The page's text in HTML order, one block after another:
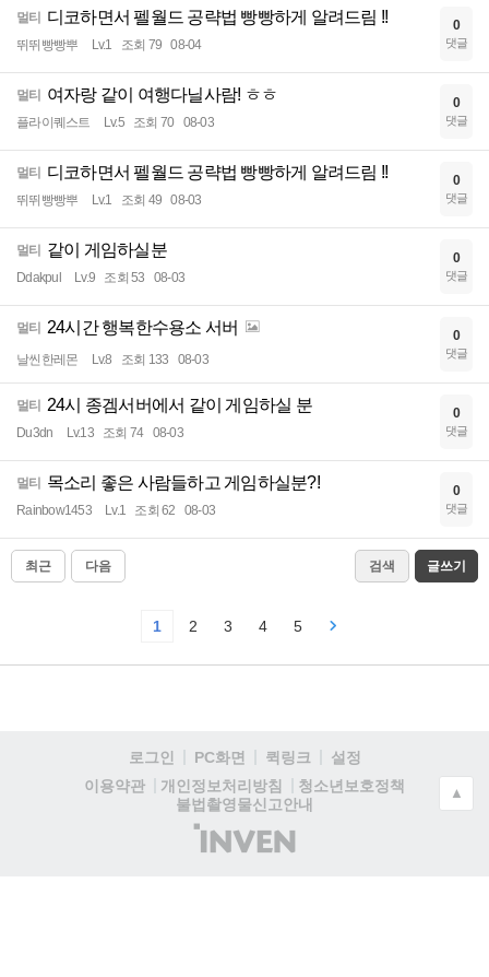
멀티 디코하면서 펠월드 공략법 빵빵하게 알려드림 !!
뛰뛰빵빵뿌 Lv.1 조회 79 08-04
0
댓글
멀티 여자랑 같이 여행다닐사람! ㅎㅎ
플라이퀘스트 Lv.5 조회 70 08-03
0
댓글
멀티 디코하면서 펠월드 공략법 빵빵하게 알려드림 !!
뛰뛰빵빵뿌 Lv.1 조회 49 08-03
0
댓글
멀티 같이 게임하실분
Ddakpul Lv.9 조회 53 08-03
0
댓글
멀티 24시간 행복한수용소 서버
날씬한레몬 Lv.8 조회 133 08-03
0
댓글
멀티 24시 종겜서버에서 같이 게임하실 분
Du3dn Lv.13 조회 74 08-03
0
댓글
멀티 목소리 좋은 사람들하고 게임하실분?!
Rainbow1453 Lv.1 조회 62 08-03
0
댓글
최근 다음 검색 글쓰기
1 2 3 4 5
로그인 PC화면 퀵링크
설정
이용약관
개인정보처리방침
청소년보호정책
불법촬영물신고안내
(주)
인
▲